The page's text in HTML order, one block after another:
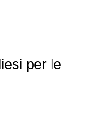
per le